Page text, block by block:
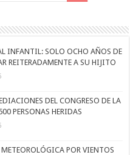
INFANTIL: SOLO OCHO AÑOS DE
REITERADAMENTE A SU HIJITO
DEL CONGRESO DE LA
PERSONAS HERIDAS
POR VIENTOS